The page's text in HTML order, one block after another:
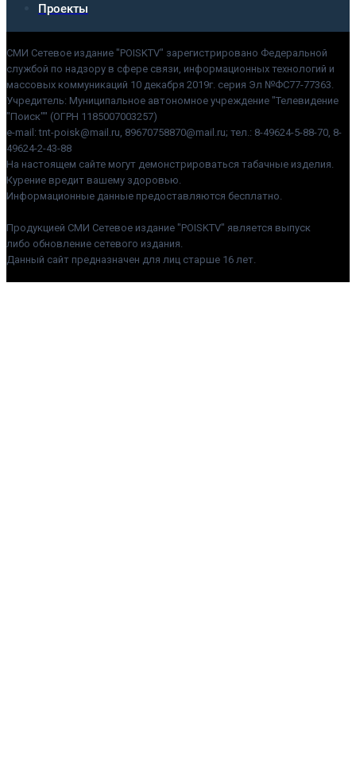
Проекты
СМИ Сетевое издание "POISKTV" зарегистрировано Федеральной
службой по надзору в сфере связи, информационных технологий и
массовых коммуникаций 10 декабря 2019г. серия Эл №ФС77-77363.
Учредитель: Муниципальное автономное учреждение "Телевидение
"Поиск"" (ОГРН 1185007003257)
e-mail: tnt-poisk@mail.ru, 89670758870@mail.ru; тел.: 8-49624-5-88-70, 8-
49624-2-43-88
На настоящем сайте могут демонстрироваться табачные изделия.
Курение вредит вашему здоровью.
Информационные данные предоставляются бесплатно.
Продукцией СМИ Сетевое издание "POISKTV" является выпуск
либо обновление сетевого издания.
Данный сайт предназначен для лиц старше 16 лет.